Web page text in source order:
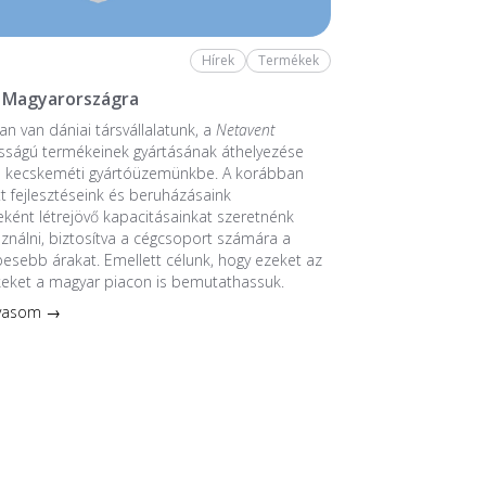
Hírek Termékek
van dániai társvállalatunk, aNetavent
termékeinek gyártásának áthelyezése
kecskeméti gyártóüzemünkbe. A korábban
fejlesztéseink és beruházásaink
létrejövő kapacitásainkat szeretnénk
biztosítva a cégcsoport számára a
árakat. Emellett célunk, hogy ezeket az
a magyar piacon is bemutathassuk.
→